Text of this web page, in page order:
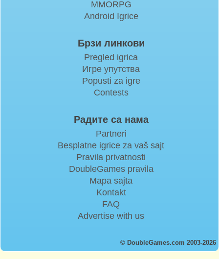
MMORPG
Android Igrice
Брзи линкови
Pregled igrica
Игре упутства
Popusti za igre
Contests
Радите са нама
Partneri
Besplatne igrice za vaš sajt
Pravila privatnosti
DoubleGames pravila
Mapa sajta
Kontakt
FAQ
Advertise with us
© DoubleGames.com 2003-2026